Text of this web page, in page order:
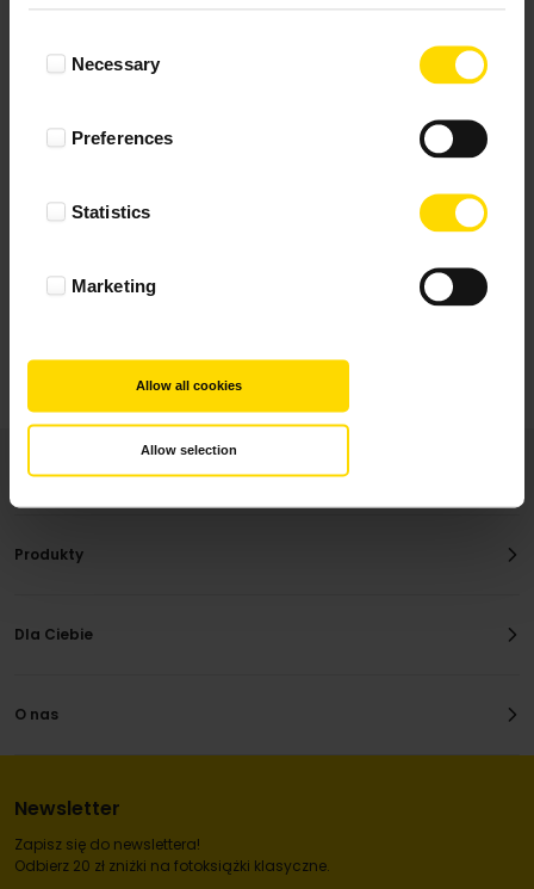
SelectionNecessary
Preferences
Statistics
Marketing
Allow all cookies
Allow selection
Najbardziej pomocne oceny, które doradzą Ci
Produkty
Dla Ciebie
O nas
Newsletter
Zapisz się do newslettera!
Odbierz 20 zł zniżki na fotoksiążki klasyczne.